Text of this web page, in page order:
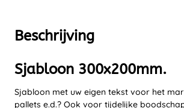
Beschrijving
Sjabloon 300x200mm.
Sjabloon met uw eigen tekst voor het
pallets e.d.? Ook voor tijdelijke